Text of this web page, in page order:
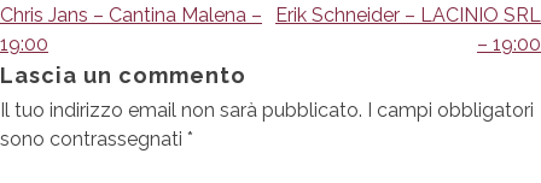
Navigazione
articoli
Chris Jans – Cantina Malena –
19:00
Erik Schneider – LACINIO SRL
– 19:00
Lascia un commento
Il tuo indirizzo email non sarà pubblicato. I campi obbligatori
sono contrassegnati *